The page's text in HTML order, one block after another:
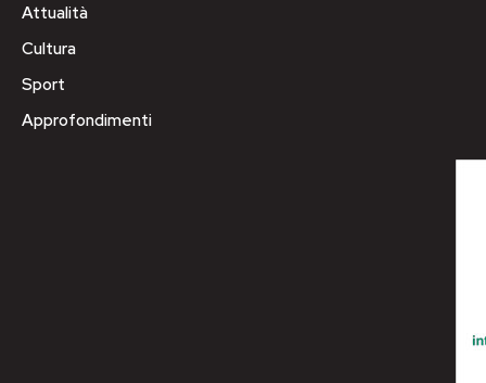
Attualità
Cultura
Sport
Approfondimenti